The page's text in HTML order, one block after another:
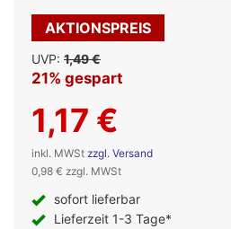
AKTIONSPREIS
UVP: 1,49 €
21% gespart
1,17 €
inkl. MWSt zzgl. Versand
0,98 € zzgl. MWSt
sofort lieferbar
Lieferzeit 1-3 Tage*